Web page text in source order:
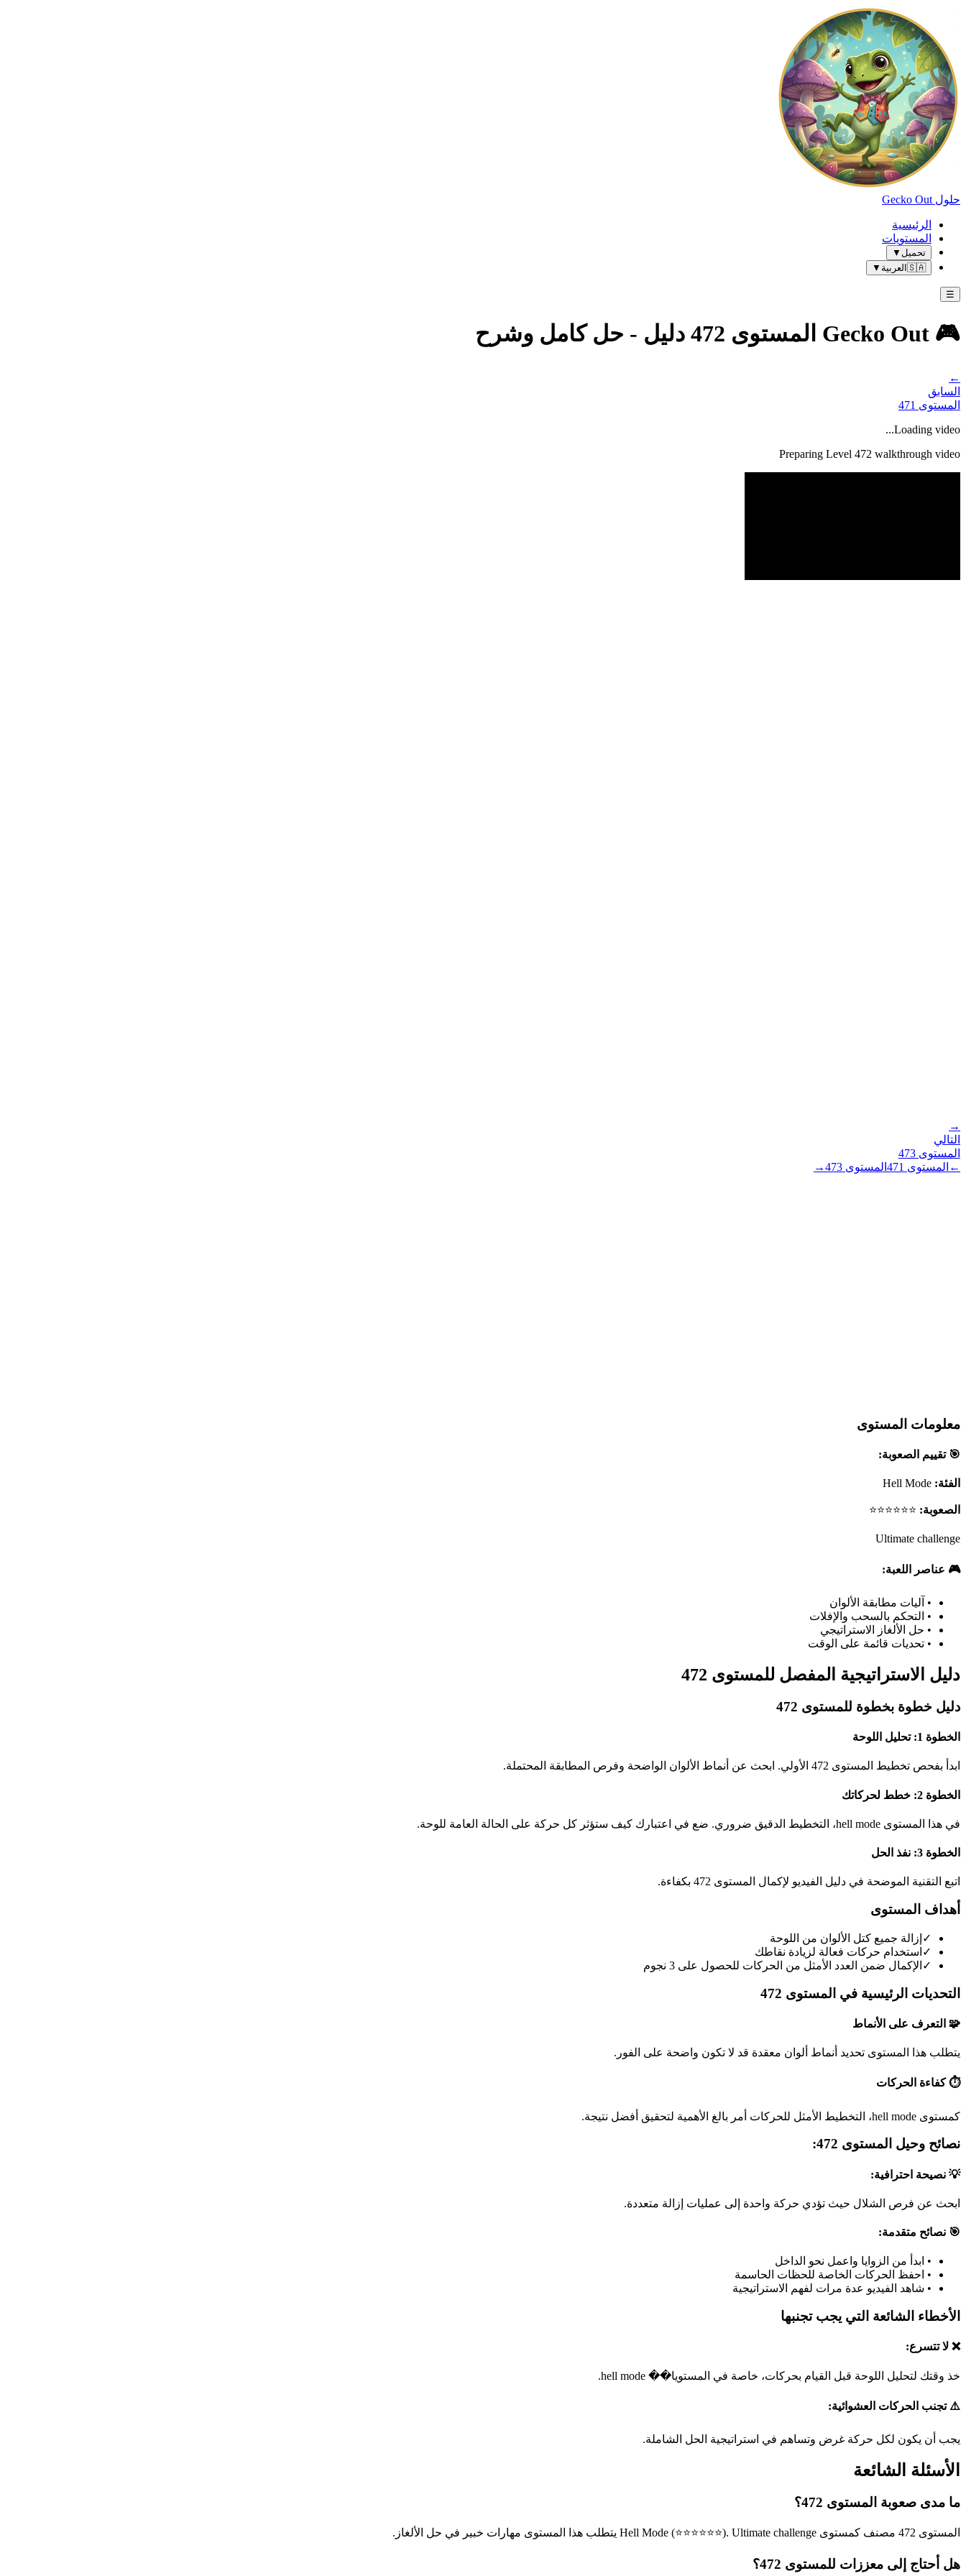
حلول Gecko Out
الرئيسية
المستويات
تحميل ▼
🇸🇦 العربية ▼
☰
🎮 Gecko Out المستوى 472 دليل - حل كامل وشرح
←
السابق
المستوى 471
Loading video...
Preparing Level 472 walkthrough video
→
التالي
المستوى 473
← المستوى 471 المستوى 473
→
معلومات المستوى
🎯 تقييم الصعوبة:
الفئة: Hell Mode
الصعوبة: ⭐⭐⭐⭐⭐⭐
Ultimate challenge
🎮 عناصر اللعبة:
• آليات مطابقة الألوان
• التحكم بالسحب والإفلات
• حل الألغاز الاستراتيجي
• تحديات قائمة على الوقت
دليل الاستراتيجية المفصل للمستوى 472
دليل خطوة بخطوة للمستوى 472
الخطوة 1: تحليل اللوحة
ابدأ بفحص تخطيط المستوى 472 الأولي. ابحث عن أنماط الألوان الواضحة وفرص المطابقة المحتملة.
الخطوة 2: خطط لحركاتك
في هذا المستوى hell mode، التخطيط الدقيق ضروري. ضع في اعتبارك كيف ستؤثر كل حركة على الحالة العامة للوحة.
الخطوة 3: نفذ الحل
اتبع التقنية الموضحة في دليل الفيديو لإكمال المستوى 472 بكفاءة.
أهداف المستوى
✓ إزالة جميع كتل الألوان من اللوحة
✓ استخدام حركات فعالة لزيادة نقاطك
✓ الإكمال ضمن العدد الأمثل من الحركات للحصول على 3 نجوم
التحديات الرئيسية في المستوى 472
🧩 التعرف على الأنماط
يتطلب هذا المستوى تحديد أنماط ألوان معقدة قد لا تكون واضحة على الفور.
⏱️ كفاءة الحركات
كمستوى hell mode، التخطيط الأمثل للحركات أمر بالغ الأهمية لتحقيق أفضل نتيجة.
نصائح وحيل المستوى 472:
💡 نصيحة احترافية:
ابحث عن فرص الشلال حيث تؤدي حركة واحدة إلى عمليات إزالة متعددة.
🎯 نصائح متقدمة:
• ابدأ من الزوايا واعمل نحو الداخل
• احفظ الحركات الخاصة للحظات الحاسمة
• شاهد الفيديو عدة مرات لفهم الاستراتيجية
الأخطاء الشائعة التي يجب تجنبها
❌ لا تتسرع:
خذ وقتك لتحليل اللوحة قبل القيام بحركات، خاصة في المستويا�� hell mode.
⚠️ تجنب الحركات العشوائية:
يجب أن يكون لكل حركة غرض وتساهم في استراتيجية الحل الشاملة.
الأسئلة الشائعة
ما مدى صعوبة المستوى 472؟
المستوى 472 مصنف كمستوى Hell Mode (⭐⭐⭐⭐⭐⭐). Ultimate challenge يتطلب هذا المستوى مهارات خبير في حل الألغاز.
هل أحتاج إلى معززات للمستوى 472؟